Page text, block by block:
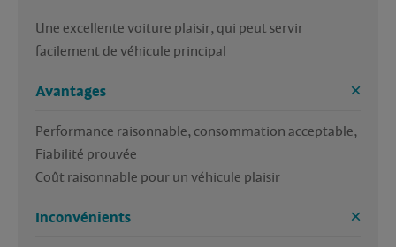
Une excellente voiture plaisir, qui peut servir
facilement de véhicule principal
Avantages
Performance raisonnable, consommation acceptable,
Fiabilité prouvée
Coût raisonnable pour un véhicule plaisir
Inconvénients